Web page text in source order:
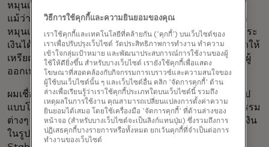
หมุนเวียนอยู่ในระบบประมาณ 200 พันล้านดอลลาร์สหรัฐ
แม้ว่า Stablecoin จะต้องมีการล็อกเงินทุนไว้ แต่ก็สามารถ
หมุนเวียนได้แบบเรียลไทม์และช่วยให้สามารถตั้งค่าการชำระ
เงินได้ตามต้องการ กรอบการกำกับดูแลที่ชัดเจนยิ่งขึ้นจะทำให้
เหรียญ Stablecoin ปลอดภัยยิ่งขึ้นและดึงดูดผู้เข้าร่วมและผู้
ออกเหรียญเพิ่มขึ้น
ผมเชื่อว่าเราจะก้าวไปสู่โลกที่เงินฝากธนาคารพาณิชย์ในรูป
แบบโทเค็นและเหรียญ Stablecoin จะอยู่ร่วมกัน โดยธุรกรรม
ต่างๆ เช่น การซื้อสินทรัพย์ในรูปแบบโทเค็น จะเริ่มต้นด้วยเงิน
ในรูปแบบโทเค็นในบัญชีธนาคารและชำระผ่านเหรียญ
วิธีการใช้คุกกี้และความยินยอมของคุณ
เราใช้คุกกี้และเทคโนโลยีที่คล้ายกัน ('คุกกี้') บนเว็บไซต์ของ
เราเพื่อปรับปรุงเว็บไซต์ วัดประสิทธิภาพการทำงาน ทำความ
เข้าใจกลุ่มเป้าหมาย และพัฒนาประสบการณ์การใช้งานของผู้
ใช้ให้ดียิ่งขึ้น สำหรับบางเว็บไซต์ เรายังใช้คุกกี้เพื่อแสดง
โฆษณาที่สอดคล้องกับกิจกรรมการเบราวซ์และความสนใจของ
ผู้ใช้บนเว็บไซต์นั้น ๆ และเว็บไซต์อื่น คลิก 'จัดการคุกกี้' ด้าน
ล่างเพื่อเรียนรู้ว่าเราใช้คุกกี้ประเภทใดบนเว็บไซต์นี้ รวมถึง
เหตุผลในการใช้งาน คุณสามารถเปลี่ยนแปลงการตั้งค่าความ
ยินยอมได้เสมอ โดยใช้เครื่องมือ 'จัดการคุกกี้' ที่ด้านล่างของ
หน้าจอ (สำหรับบางเว็บไซต์จะเป็นลิงก์แทนปุ่ม) ซึ่งรวมถึงการ
ปฏิเสธคุกกี้บางรายการหรือทั้งหมด ยกเว้นคุกกี้ที่จำเป็นต่อการ
ทำงานของเว็บไซต์